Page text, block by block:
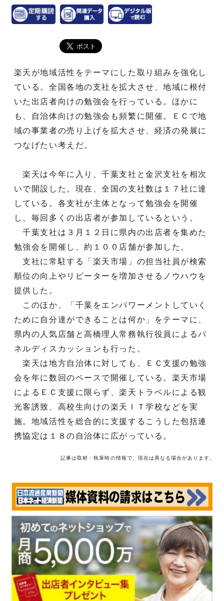
楽天が地域活性をテーマにした取り組みを強化し
ている。全国各地の支社を拡大させ、地域に根付
いた出店者向けの勉強会を行っている。ほかに
も、自治体向けの勉強会も頻繁に開催。ＥＣで地
域の事業者の売り上げを拡大させ、経済の発展に
つなげたい考えだ。
楽天は今年に入り、千葉支社と金沢支社を相次
いで開設した。現在、全国の支社数は１７社に達
している。各支社が主体となって勉強会を開催
し、毎回多くの出店者が参加しているという。
千葉支社は３月１２日に県内の出店者を集めた
勉強会を開催し、約１００店舗が参加した。
支社に常駐する「楽天市場」の担当社員が検索
順位の向上やリピーターを増加させるノウハウを
提供した。
このほか、「千葉をエンパワーメントしていく
ために自分達ができることは何か」をテーマに、
県内の人気店舗と高橋理人常務執行役員によるパ
ネルディスカッションも行った。
楽天は地方自治体に対しても、ＥＣ支援の勉強
会を年に数回のペースで開催している。楽天市場
によるＥＣ支援に限らず、楽天トラベルによる観
光客誘致、高校生向けの楽天ＩＴ学校などを実
施。地域活性を総合的に支援するこうした包括連
携協定は１８の自治体に広がっている。
記事は取材・執筆時の情報で、現在は異なる場合があります。